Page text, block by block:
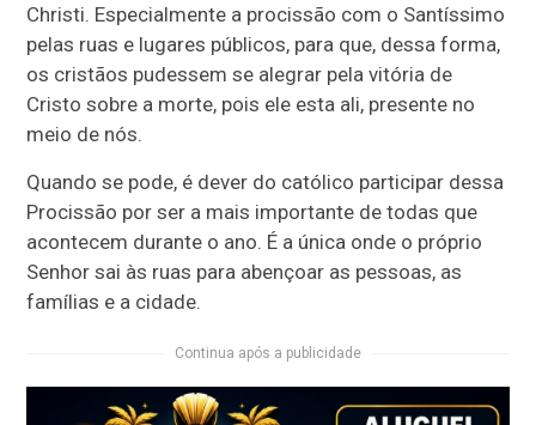
Christi. Especialmente a procissão com o Santíssimo
pelas ruas e lugares públicos, para que, dessa forma,
os cristãos pudessem se alegrar pela vitória de
Cristo sobre a morte, pois ele esta ali, presente no
meio de nós.
Quando se pode, é dever do católico participar dessa
Procissão por ser a mais importante de todas que
acontecem durante o ano. É a única onde o próprio
Senhor sai às ruas para abençoar as pessoas, as
famílias e a cidade.
Continua após a publicidade